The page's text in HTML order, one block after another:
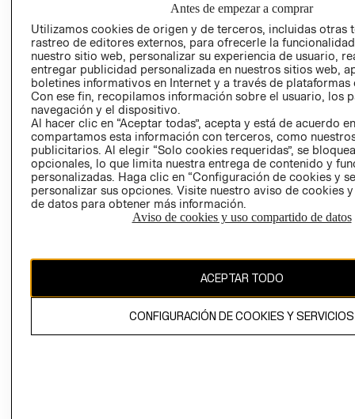
Y ÉTICA
(ESPAÑOL)
PROGRAMA DE
TRANSPARENCIA
Y ÉTICA (INGLÉS)
AVISO DE
DE INDUSTRIA Y
COMERCIO - SIC
PETICIONES
RECLAMOS
CAMBIAR REGIÓN
Antes de empezar a comprar
Utilizamos cookies de origen y de terceros, incluidas otras
rastreo de editores externos, para ofrecerle la
nuestro sitio web, personalizar su experiencia de usuario,
entregar publicidad personalizada en nuestros sitios web,
boletines informativos en Internet y a través de plataformas
Con ese fin, recopilamos información sobre el usuario, los
navegación y el dispositivo.
Al hacer clic en “Aceptar todas”, acepta y está de acuerdo
compartamos esta información con terceros, como
publicitarios. Al elegir “Solo cookies requeridas”, se
opcionales, lo que limita nuestra entrega de contenido y
personalizadas. Haga clic en “Configuración de cookies y
personalizar sus opciones. Visite nuestro aviso de cookies
de datos para obtener más información.
Aviso de cookies y uso compartido de datos
ACEPTAR TODO
CONFIGURACIÓN DE COOKIES Y SERVICIOS